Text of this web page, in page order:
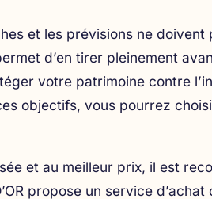
et les prévisions ne
d’en tirer pleinement
votre patrimoine contre
objectifs, vous pourrez
et au meilleur prix, il est
propose un service d’achat